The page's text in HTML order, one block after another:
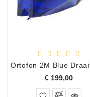
€ 199,00Prijs